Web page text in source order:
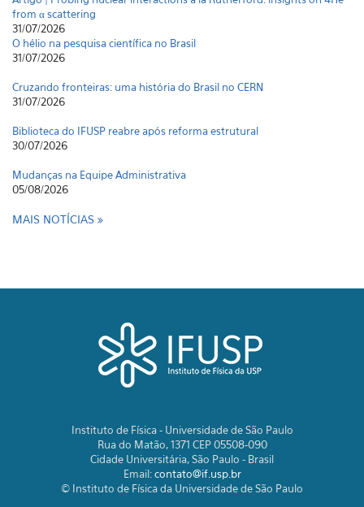
from α scattering
31/07/2026
O hélio na pesquisa científica no Brasil
31/07/2026
Cruzando fronteiras: uma história do Brasil no CERN
31/07/2026
Biblioteca do IFUSP reabre após reforma estrutural
30/07/2026
Mudanças na Equipe Administrativa
05/08/2026
MAIS NOTÍCIAS
Instituto de Física - Universidade de São Paulo
Rua do Matão, 1371 CEP 05508-090
Cidade Universitária, São Paulo - Brasil
Email:contato@if.usp.br
© Instituto de Física da Universidade de São Paulo